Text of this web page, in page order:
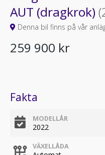
AUT (dragkrok)
Denna bil finns på vår
259 900 kr
Fakta
MODELLÅR
2022
VÄXELLÅDA